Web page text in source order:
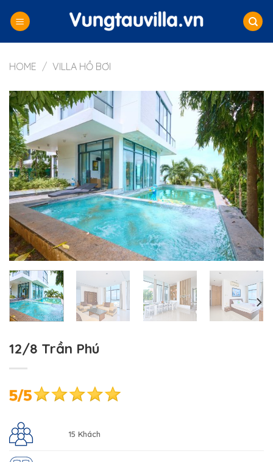
HOME / VILLA HỒ BƠI
12/8 Trần Phú
15 Khách